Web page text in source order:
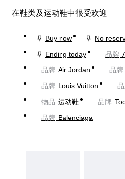
在鞋类及运动鞋中很受欢迎
Buy now
No
Ending today
品牌
品牌 Air Jordan 品牌
品牌 Louis Vuitton
物品 运动鞋 品牌
品牌 Balenciaga